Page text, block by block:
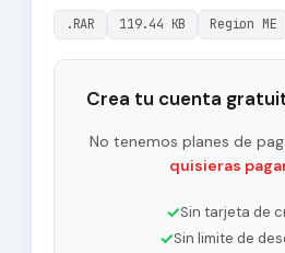
.RAR 119.44 KB Region ME
Crea tu cuenta
No tenemos planes de
quisieras
✓Sin tarjeta de
✓Sin limite de